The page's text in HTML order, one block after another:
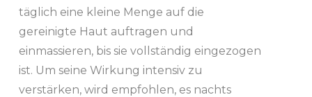
täglich eine kleine Menge auf die
gereinigte Haut auftragen und
einmassieren, bis sie vollständig eingezogen
ist. Um seine Wirkung intensiv zu
verstärken, wird empfohlen, es nachts